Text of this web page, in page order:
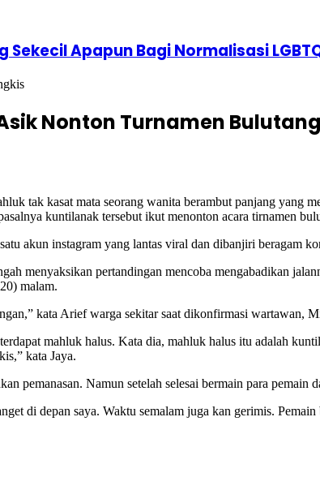
Sekecil Apapun Bagi Normalisasi
Nonton Turnamen
tak kasat mata seorang wanita berambut panjang yang
kuntilanak tersebut ikut menonton acara tirnamen
akun instagram yang lantas viral dan dibanjiri beragam
menyaksikan pertandingan mencoba mengabadikan
malam.
kata Arief warga sekitar saat dikonfirmasi wartawan,
mahluk halus. Kata dia, mahluk halus itu adalah
kata Jaya.
pemanasan. Namun setelah selesai bermain para
di depan saya. Waktu semalam juga kan gerimis.